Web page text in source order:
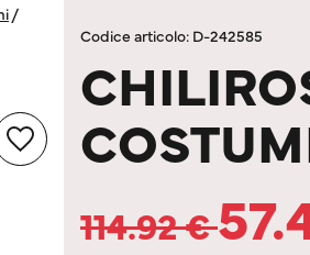
/
Codice articolo: D-242585
114.92€